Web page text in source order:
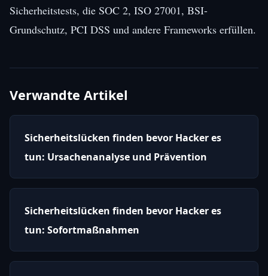
Sicherheitstests, die SOC 2, ISO 27001, BSI-
Grundschutz, PCI DSS und andere Frameworks erfüllen.
Verwandte Artikel
Sicherheitslücken finden bevor Hacker es
tun: Ursachenanalyse und Prävention
Sicherheitslücken finden bevor Hacker es
tun: Sofortmaßnahmen